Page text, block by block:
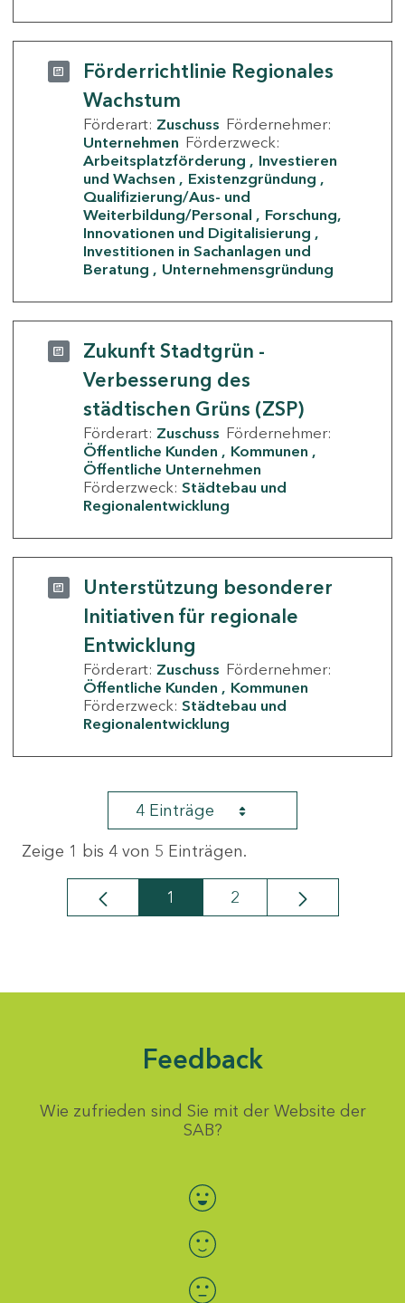
Förderrichtlinie Regionales
Wachstum
Förderart: Zuschuss Fördernehmer:
Unternehmen Förderzweck:
Arbeitsplatzförderung
Investieren
und Wachsen
Existenzgründung
Qualifizierung/Aus- und
Weiterbildung/Personal
Forschung,
Innovationen und Digitalisierung
Investitionen in Sachanlagen und
Beratung
Unternehmensgründung
Zukunft Stadtgrün -
Verbesserung des
städtischen Grüns (ZSP)
Förderart: Zuschuss Fördernehmer:
Öffentliche Kunden
Kommunen
Öffentliche Unternehmen
Förderzweck: Städtebau und
Regionalentwicklung
Unterstützung besonderer
Initiativen für regionale
Entwicklung
Förderart: Zuschuss Fördernehmer:
Öffentliche Kunden
Kommunen
Förderzweck: Städtebau und
Regionalentwicklung
4 Einträge
Zeige 1 bis 4 von 5 Einträgen.
Seite
1 Seite
2
Feedback
Wie zufrieden sind Sie mit der Website der
SAB?
Bewertung auswählen